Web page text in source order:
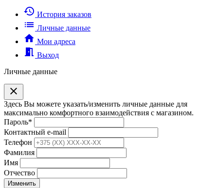
history История заказов
list Личные данные
home Мои адреса
meeting_room Выход
Личные данные
clear
Здесь Вы можете указать/изменить личные данные для
максимально комфортного взаимодействия с магазином.
Пароль*
Контактный e-mail
Телефон
Фамилия
Имя
Отчество
Изменить